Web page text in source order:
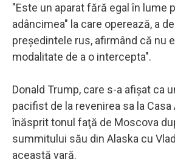
"Este un aparat fără egal în lume
adâncimea" la care operează, a
preşedintele rus, afirmând că nu
modalitate de a o intercepta".
Donald Trump, care s-a afişat ca
pacifist de la revenirea sa la Casa
înăsprit tonul faţă de Moscova
summitului său din Alaska cu
această vară.